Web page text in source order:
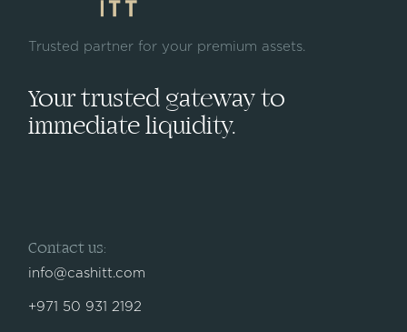
Trusted partner for your premium assets.
Your trusted gateway to
immediate liquidity.
Contact us:
info@cashitt.com
+971 50 931 2192